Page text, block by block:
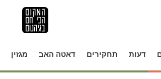
דעות תחקירים דאטה האב מגזין